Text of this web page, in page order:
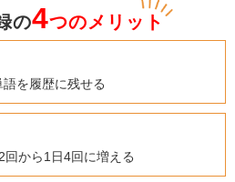
の4つのメリット
を履歴に残せる
回から1日4回に増える